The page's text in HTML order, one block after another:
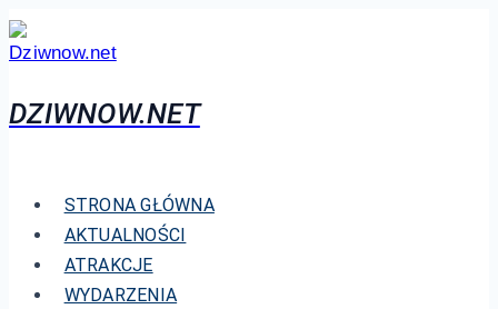
Przejdź
do
DZIWNOW.NET
STRONA GŁÓWNA
AKTUALNOŚCI
ATRAKCJE
WYDARZENIA